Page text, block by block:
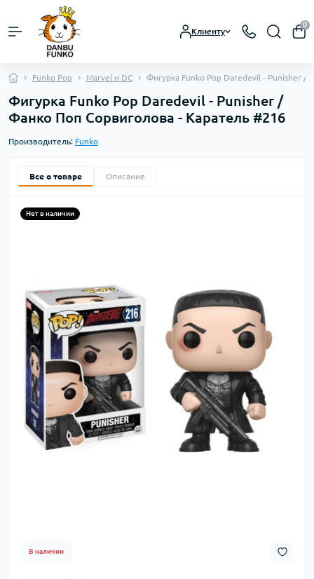
Клиенту
0
Funko Pop Marvel и DC Фигурка Funko Pop Daredevil - Punisher /
Фигурка Funko Pop Daredevil - Punisher /
Фанко Поп Сорвиголова - Каратель #216
Производитель: Funko
Все о товаре Описание
Нет в наличии
В наличии